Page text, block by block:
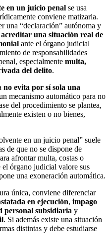
en un juicio penal se usa
conviene matizarla.
una “declaración” autónoma y
acreditar una situación real de
ante el órgano judicial
de responsabilidades
especialmente multa,
del delito.
no evita por sí sola una
mecanismo automático para no
del procedimiento se plantea,
existen o no bienes,
en un juicio penal” suele
de que no se dispone de
afrontar multa, costas o
órgano judicial valore sus
una exoneración automática.
única, conviene diferenciar
en ejecución, impago
personal subsidiaria y
. Si además existe una situación
distintas y debe estudiarse